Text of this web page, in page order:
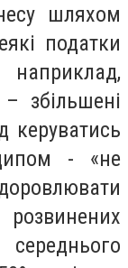
шляхом
податки
збільшені
керуватись
- «не